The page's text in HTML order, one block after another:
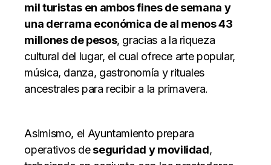
mil turistas en ambos fines de semana y
una derrama económica de al menos 43
millones de pesos, gracias a la riqueza
cultural del lugar, el cual ofrece arte popular,
música, danza, gastronomía y rituales
ancestrales para recibir a la primavera.
Asimismo, el Ayuntamiento prepara
operativos deseguridad y movilidad,